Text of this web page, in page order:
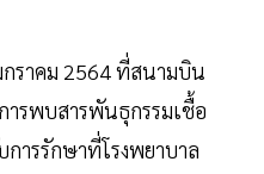
กราคม 2564 ที่สนามบิน
รพบสารพันธุกรรมเชื้อ
การรักษาที่โรงพยาบาล